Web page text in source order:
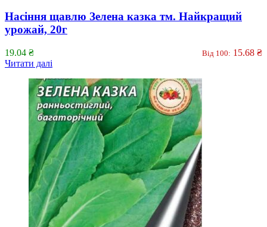
Насіння щавлю Зелена казка тм. Найкращий
урожай, 20г
19.04 ₴ Від 100: 15.68 ₴
Читати далі